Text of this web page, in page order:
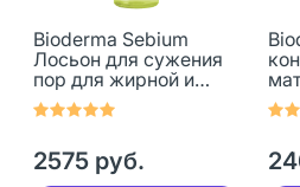
Bioderma Sebium
Лосьон для сужения
пор для жирной и
комбинированной
кожи лица 200 мл 1 шт
2575 руб.